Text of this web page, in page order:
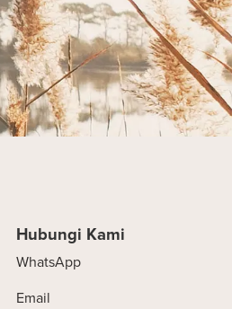
Hubungi Kami
WhatsApp
Email